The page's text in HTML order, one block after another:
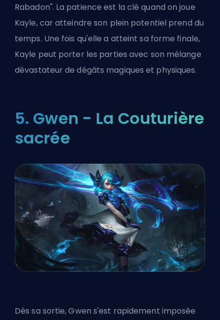
Rabadon". La patience est la clé quand on joue
Kayle, car atteindre son plein potentiel prend du
temps. Une fois qu'elle a atteint sa forme finale,
Kayle peut porter les parties avec son mélange
dévastateur de dégâts magiques et physiques.
5. Gwen - La Couturière
sacrée
Dès sa sortie, Gwen s'est rapidement imposée